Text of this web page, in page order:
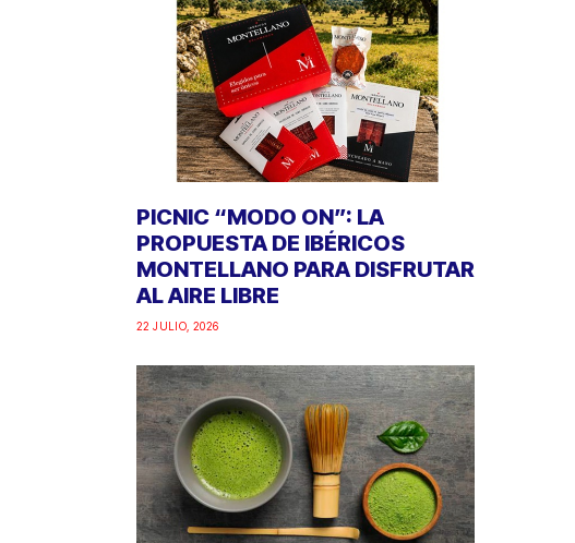
PICNIC “MODO ON”: LA
PROPUESTA DE IBÉRICOS
MONTELLANO PARA DISFRUTAR
AL AIRE LIBRE
22 JULIO, 2026